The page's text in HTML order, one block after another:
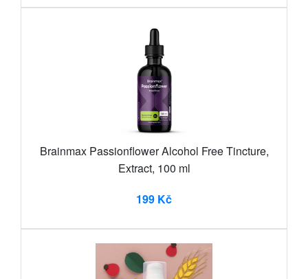
Brainmax Passionflower Alcohol Free Tincture,
Extract, 100 ml
199 Kč